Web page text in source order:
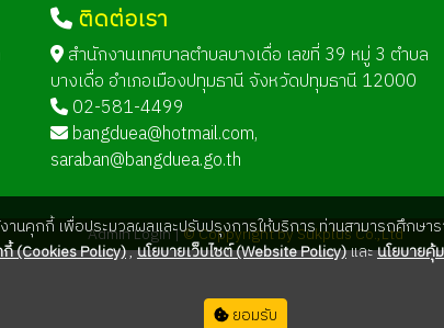
ติดต่อเรา
สำนักงานเทศบาลตำบลบางเดื่อ เลขที่ 39 หมู่ 3 ตำบล
บางเดื่อ อำเภอเมืองปทุมธานี จังหวัดปทุมธานี 12000
02-581-4499
bangduea@hotmail.com,
saraban@bangduea.go.th
Admin Login |© Coppyright by Sukplus Co.,Ltd
งานคุกกี้ เพื่อประมวลผลและปรับปรุงการให้บริการ ท่านสามารถศึกษาร
(Cookies Policy),นโยบายเว็บไซต์ (Website Policy)และนโยบาย
ยอมรับ